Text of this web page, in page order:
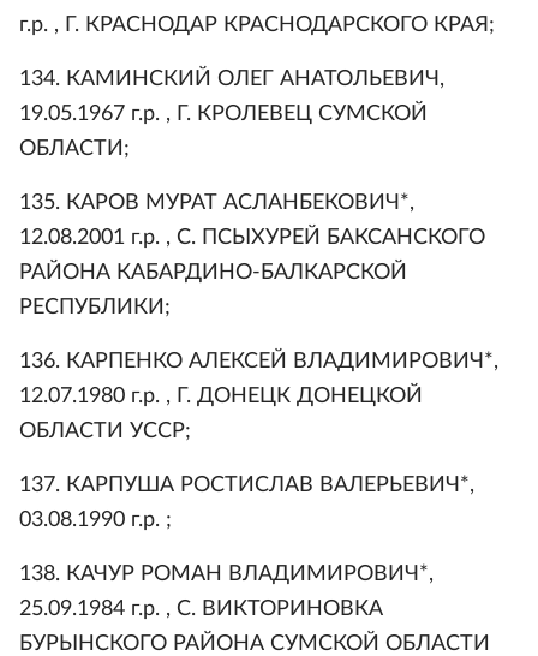
г.р. , Г. КРАСНОДАР КРАСНОДАРСКОГО КРАЯ;
134. КАМИНСКИЙ ОЛЕГ АНАТОЛЬЕВИЧ,
19.05.1967 г.р. , Г. КРОЛЕВЕЦ СУМСКОЙ
ОБЛАСТИ;
135. КАРОВ МУРАТ АСЛАНБЕКОВИЧ*,
12.08.2001 г.р. , С. ПСЫХУРЕЙ БАКСАНСКОГО
РАЙОНА КАБАРДИНО-БАЛКАРСКОЙ
РЕСПУБЛИКИ;
136. КАРПЕНКО АЛЕКСЕЙ ВЛАДИМИРОВИЧ*,
12.07.1980 г.р. , Г. ДОНЕЦК ДОНЕЦКОЙ
ОБЛАСТИ УССР;
137. КАРПУША РОСТИСЛАВ ВАЛЕРЬЕВИЧ*,
03.08.1990 г.р. ;
138. КАЧУР РОМАН ВЛАДИМИРОВИЧ*,
25.09.1984 г.р. , С. ВИКТОРИНОВКА
БУРЫНСКОГО РАЙОНА СУМСКОЙ ОБЛАСТИ